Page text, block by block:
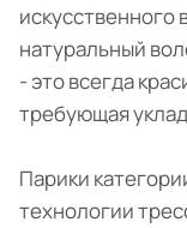
натуральный
- это всегда
требующая
Парики
технологии